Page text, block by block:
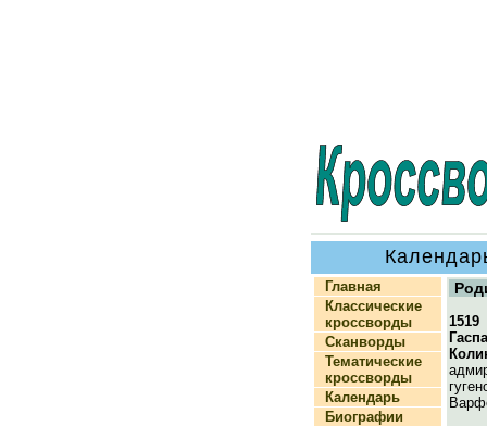
Главная
Классические
кроссворды
Сканворды
Тематические
кроссворды
Календарь
Биографии
1519